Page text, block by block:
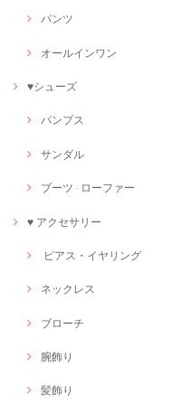
パンツ
オールインワン
♥シューズ
パンプス
サンダル
ブーツ · ローファー
♥ アクセサリー
ピアス・イヤリング
ネックレス
ブローチ
腕飾り
髪飾り